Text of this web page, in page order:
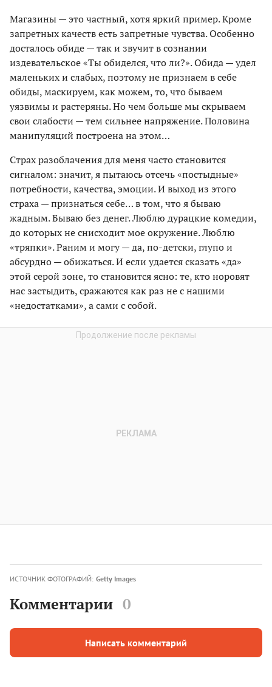
Магазины — это частный, хотя яркий пример. Кроме
запретных качеств есть запретные чувства. Особенно
досталось обиде — так и звучит в сознании
издевательское «Ты обиделся, что ли?». Обида — удел
маленьких и слабых, поэтому не признаем в себе
обиды, маскируем, как можем, то, что бываем
уязвимы и растеряны. Но чем больше мы скрываем
свои слабости — тем сильнее напряжение. Половина
манипуляций построена на этом…
Страх разоблачения для меня часто становится
сигналом: значит, я пытаюсь отсечь «постыдные»
потребности, качества, эмоции. И выход из этого
страха — признаться себе… в том, что я бываю
жадным. Бываю без денег. Люблю дурацкие комедии,
до которых не снисходит мое окружение. Люблю
«тряпки». Раним и могу — да, по-детски, глупо и
абсурдно — обижаться. И если удается сказать «да»
этой серой зоне, то становится ясно: те, кто норовят
нас застыдить, сражаются как раз не с нашими
«недостатками», а сами с собой.
ИСТОЧНИК ФОТОГРАФИЙ: Getty Images
Комментарии 0
Написать комментарий